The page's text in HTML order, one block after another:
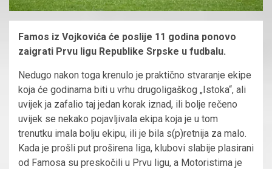
Famos iz Vojkovića će poslije 11 godina ponovo
zaigrati Prvu ligu Republike Srpske u fudbalu.
Nedugo nakon toga krenulo je praktično stvaranje ekipe
koja će godinama biti u vrhu drugoligaškog „Istoka“, ali
uvijek ja zafalio taj jedan korak iznad, ili bolje rečeno
uvijek se nekako pojavljivala ekipa koja je u tom
trenutku imala bolju ekipu, ili je bila s(p)retnija za malo.
Kada je prošli put proširena liga, klubovi slabije plasirani
od Famosa su preskočili u Prvu ligu, a Motoristima je